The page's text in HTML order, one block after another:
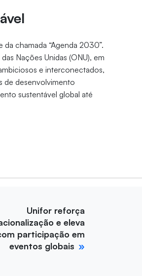
chamada “Agenda 2030”.
Nações Unidas (ONU), em
e interconectados,
de desenvolvimento
sustentável global até
Unifor reforça
e eleva
participação em
eventos globais